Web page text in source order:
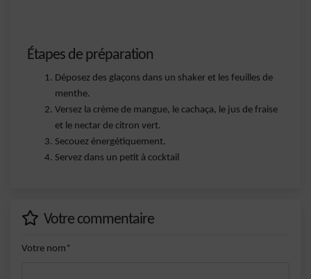
Étapes de préparation
Déposez des glaçons dans un shaker et les feuilles de
menthe.
Versez la crème de mangue, le cachaça, le jus de fraise
et le nectar de citron vert.
Secouez énergétiquement.
Servez dans un petit à cocktail
Votre commentaire
Votre nom*